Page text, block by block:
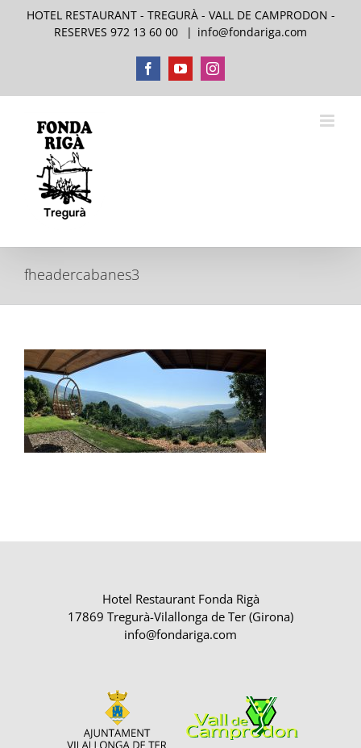
SaltarHOTEL RESTAURANT - TREGURÀ - VALL DE CAMPRODON -
RESERVES 972 13 60 00
| info@fondariga.com
FacebookYouTubeInstagram
fheadercabanes3
Hotel Restaurant Fonda Rigà
17869 Tregurà-Vilallonga de Ter (Girona)
info@fondariga.com